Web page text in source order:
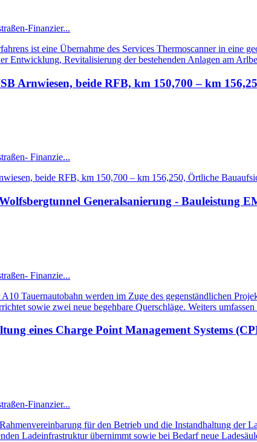
Finanzier...
ist eine Übernahme des Services Thermoscanner in eine
Entwicklung, Revitalisierung der bestehenden Anlagen am
Arnwiesen, beide RFB, km 150,700 – km
Finanzie...
beide RFB, km 150,700 – km 156,250, Örtliche
Generalsanierung - Bauleistung
Finanzie...
Tauernautobahn werden im Zuge des gegenständlichen
sowie zwei neue begehbare Querschläge. Weiters
eines Charge Point Management Systems
Finanzier...
für den Betrieb und die Instandhaltung der
Ladeinfrastruktur übernimmt sowie bei Bedarf neue